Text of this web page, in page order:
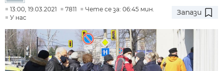
13:00, 19.03.2021 7811
Чете се за: 06:45 мин.
У нас
Запази